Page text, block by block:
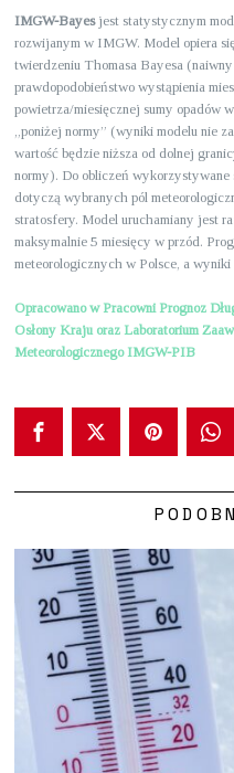
IMGW-Bayesjest statystycznym
rozwijanym w IMGW. Model opiera
twierdzeniu Thomasa Bayesa
prawdopodobieństwo wystąpienia
powietrza/miesięcznej sumy opadów
„poniżej normy” (wyniki modelu nie
wartość będzie niższa od dolnej
normy). Do obliczeń
dotyczą wybranych pól
stratosfery. Model uruchamiany jest
maksymalnie 5 miesięcy w przód.
meteorologicznych w Polsce, a wyniki
Opracowano w Pracowni Prognoz
Osłony Kraju oraz Laboratorium
Meteorologicznego IMGW-PIB